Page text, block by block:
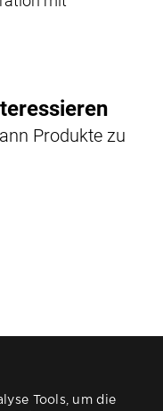
Tools, um die